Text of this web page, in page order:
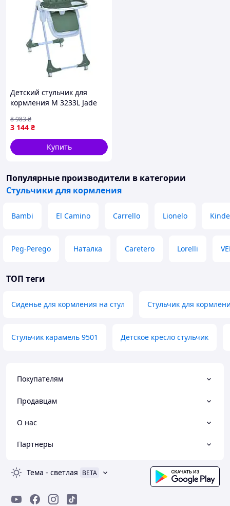
Детский стульчик для
кормления M 3233L Jade
3 144 ₴
8 983₴
Купить
Популярные производители в категории
Стульчики для кормления
Bambi El Camino Carrello Lionelo
Peg-Perego Наталка Caretero Lorelli
ТОП теги
Сиденье для кормления на стул Стульчик для
Стульчик карамель 9501 Детское кресло стульчик
Покупателям
Продавцам
О нас
Партнеры
Тема - светлая BETA